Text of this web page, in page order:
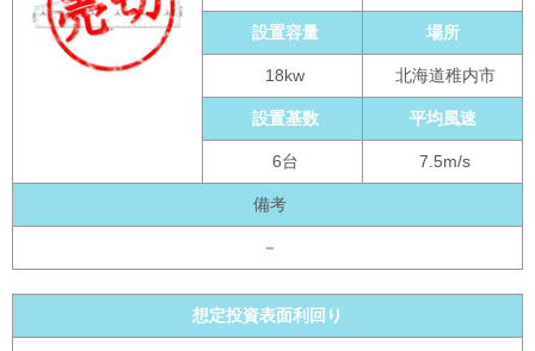
設置容量 場所
18kw 北海道稚内市
設置基数 平均風速
6台 7.5m/s
備考
－
想定投資表面利回り